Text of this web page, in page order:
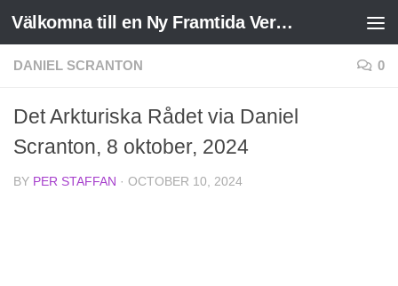
Skip to content Välkomna till en Ny Framtida Verklighet
DANIEL SCRANTON 0
Det Arkturiska Rådet via Daniel
Scranton, 8 oktober, 2024
BY PER STAFFAN · OCTOBER 10, 2024